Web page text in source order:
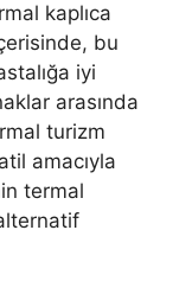
kaplıca
bu
iyi
arasında
turizm
amacıyla
termal